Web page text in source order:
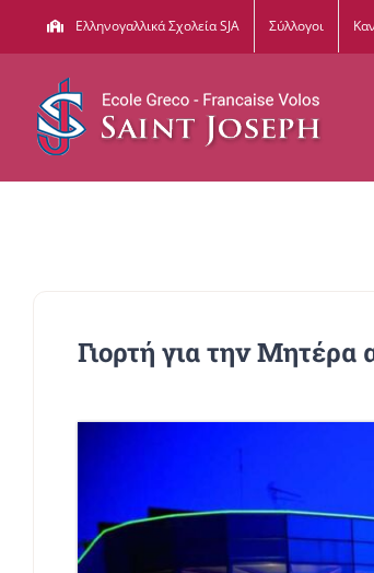
Μετάβαση
στο
περιεχόμενο
Ελληνογαλλικά Σχολεία SJA Σύλλογοι
Γιορτή για την